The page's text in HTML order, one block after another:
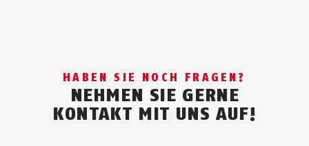
HABEN SIE NOCH FRAGEN?
NEHMEN SIE GERNE
KONTAKT MIT UNS AUF!